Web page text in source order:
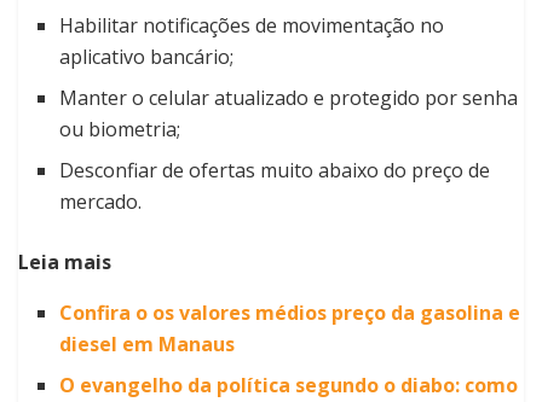
Habilitar notificações de movimentação no
aplicativo bancário;
Manter o celular atualizado e protegido por senha
ou biometria;
Desconfiar de ofertas muito abaixo do preço de
mercado.
Leia mais
Confira o os valores médios preço da gasolina e
diesel em Manaus
O evangelho da política segundo o diabo: como